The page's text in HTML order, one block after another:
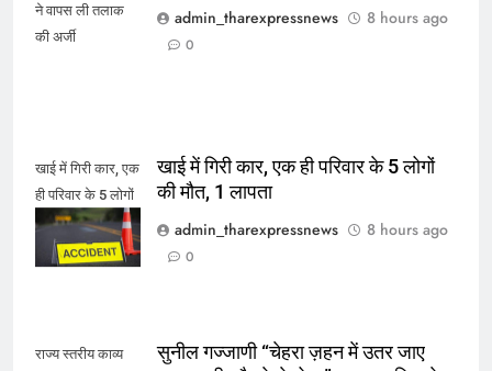
ने वापस ली तलाक
की अर्जी
admin_tharexpressnews
8 hours ago
0
खाई में गिरी कार, एक
ही परिवार के 5 लोगों
की मौत, 1 लापता
खाई में गिरी कार, एक ही परिवार के 5 लोगों
की मौत, 1 लापता
admin_tharexpressnews
8 hours ago
0
राज्य स्तरीय काव्य
सुनील गज्जाणी “चेहरा ज़हन में उतर जाए